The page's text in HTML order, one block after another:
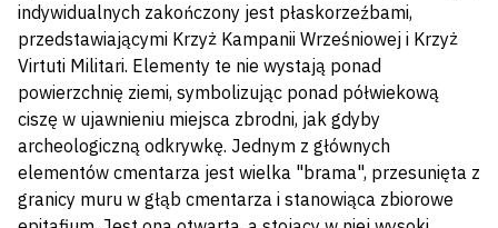
indywidualnych zakończony jest płaskorzeźbami,
przedstawiającymi Krzyż Kampanii Wrześniowej i Krzyż
Virtuti Militari. Elementy te nie wystają ponad
powierzchnię ziemi, symbolizując ponad półwiekową
ciszę w ujawnieniu miejsca zbrodni, jak gdyby
archeologiczną odkrywkę. Jednym z głównych
elementów cmentarza jest wielka "brama", przesunięta z
granicy muru w głąb cmentarza i stanowiąca zbiorowe